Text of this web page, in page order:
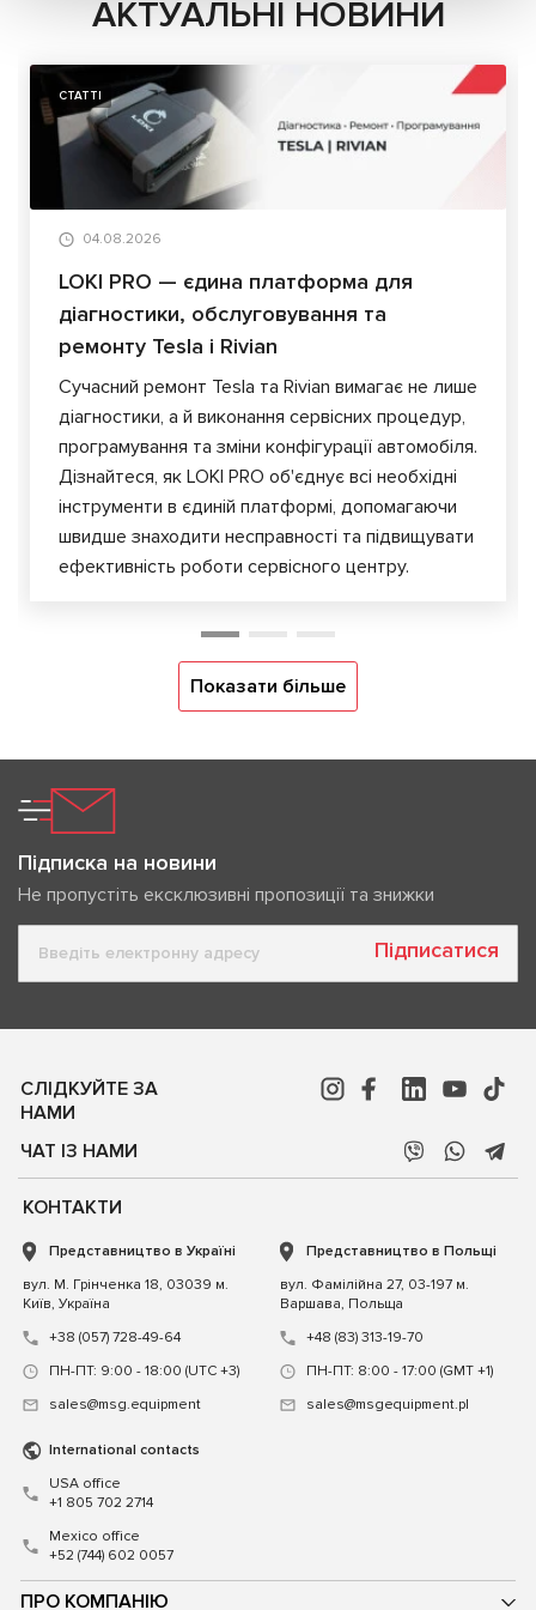
АКТУАЛЬНІ НОВИНИ
СТАТТІ
04.08.2026
LOKI PRO — єдина платформа для
діагностики, обслуговування та
ремонту Tesla і Rivian
Сучасний ремонт Tesla та Rivian вимагає не лише
діагностики, а й виконання сервісних процедур,
програмування та зміни конфігурації автомобіля.
Дізнайтеся, як LOKI PRO об'єднує всі необхідні
інструменти в єдиній платформі, допомагаючи
швидше знаходити несправності та підвищувати
ефективність роботи сервісного центру.
Показати більше
Підписка на новини
Не пропустіть ексклюзивні пропозиції та знижки
Підписатися
СЛІДКУЙТЕ ЗА
НАМИ
ЧАТ ІЗ НАМИ
ПРО КОМПАНІЮ
КОНТАКТИ
Представництво в Україні
вул. М. Грінченка 18, 03039 м.
Київ, Україна
+38 (057) 728-49-64
ПН-ПТ: 9:00 - 18:00 (UTC +3)
sales@msg.equipment
Представництво в Польщі
вул. Фамілійна 27, 03-197 м.
Варшава, Польща
+48 (83) 313-19-70
ПН-ПТ: 8:00 - 17:00 (GMT +1)
sales@msgequipment.pl
International contacts
USA office
+1 805 702 2714
Mexico office
+52 (744) 602 0057